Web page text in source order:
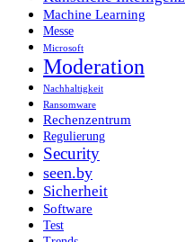
Machine Learning
Messe
Microsoft
Moderation
Nachhaltigkeit
Ransomware
Rechenzentrum
Regulierung
Security
seen.by
Sicherheit
Software
Test